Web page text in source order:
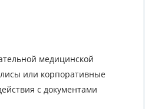
медицинской
или корпоративные
с документами